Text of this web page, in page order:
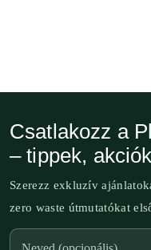
Csatlakozz a
– tippek,
Szerezz exkluzív
zero waste útmutatókat